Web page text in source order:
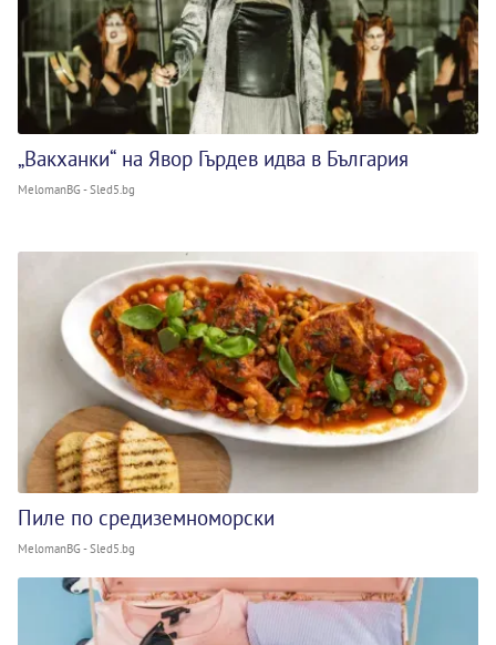
„Вакханки“ на Явор Гърдев идва в България
MelomanBG - Sled5.bg
Пиле по средиземноморски
MelomanBG - Sled5.bg